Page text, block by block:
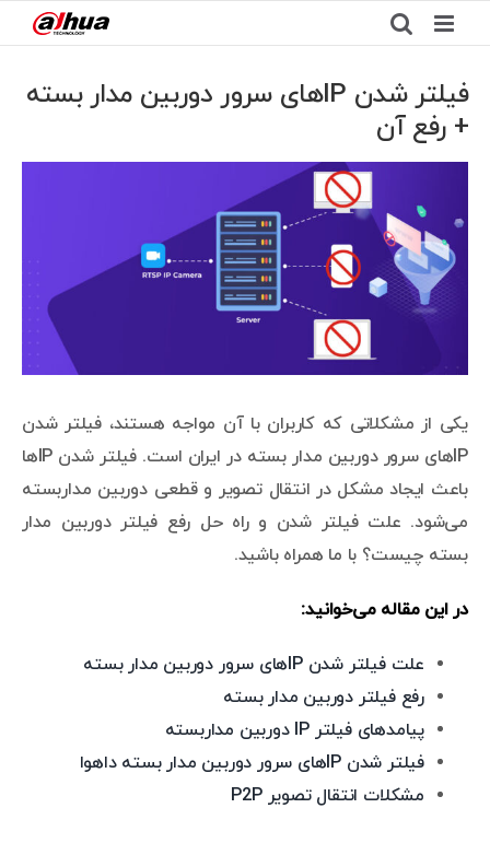
to
content
فیلتر شدن IPهای سرور دوربین مدار بسته
+ رفع آن
Larger
Image
یکی از مشکلاتی که کاربران با آن مواجه هستند، فیلتر شدن
IPهای سرور دوربین مدار بسته در ایران است. فیلتر شدن IPها
باعث ایجاد مشکل در انتقال تصویر و قطعی دوربین مداربسته
می‌شود. علت فیلتر شدن و راه حل رفع فیلتر دوربین مدار
بسته چیست؟ با ما همراه باشید.
در این مقاله می‌خوانید:
علت فیلتر شدن IPهای سرور دوربین مدار بسته
رفع فیلتر دوربین مدار بسته
پیامدهای فیلتر IP دوربین مداربسته
فیلتر شدن IPهای سرور دوربین مدار بسته داهوا
مشکلات انتقال تصویر P2P